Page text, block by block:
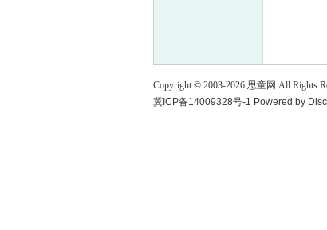
Copyright © 2003-2026 思童网 All Rights
冀ICP备14009328号-1 Powered by